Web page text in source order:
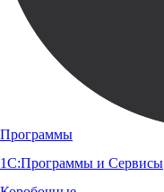
Программы
1С:Программы и Сервисы